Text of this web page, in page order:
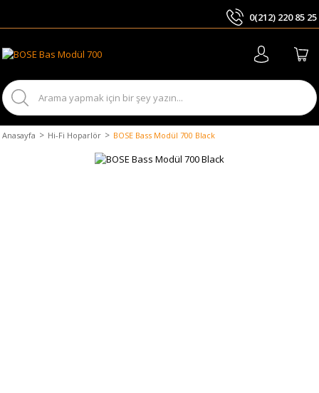
0(212) 220 85 25
Anasayfa Hi-Fi Hoparlör BOSE Bass Modül 700 Black